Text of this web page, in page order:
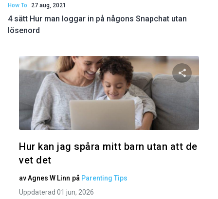
How To 27 aug, 2021
4 sätt Hur man loggar in på någons Snapchat utan
lösenord
Dela
Hur kan jag spåra mitt barn utan att de
vet det
avAgnes W Linn på Parenting Tips
Uppdaterad 01 jun, 2026